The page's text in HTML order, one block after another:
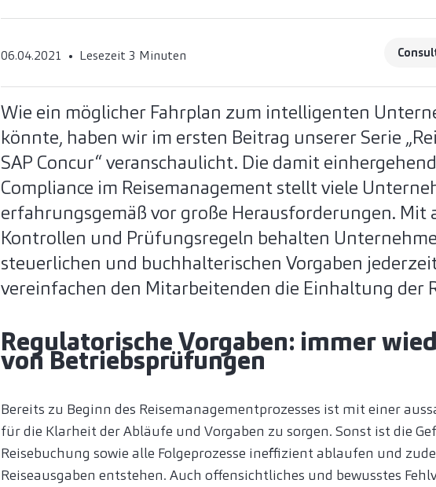
06.04.2021 Lesezeit 3 Minuten
Wie ein möglicher Fahrplan zum intelligenten
könnte, haben wir im ersten Beitrag unserer Serie
SAP Concur“ veranschaulicht. Die damit
Compliance im Reisemanagement stellt viele
erfahrungsgemäß vor große Herausforderungen. Mit
Kontrollen und Prüfungsregeln behalten
steuerlichen und buchhalterischen Vorgaben
vereinfachen den Mitarbeitenden die Einhaltung der
Regulatorische Vorgaben: immer
von Betriebsprüfungen
Bereits zu Beginn des Reisemanagementprozesses ist mit einer
für die Klarheit der Abläufe und Vorgaben zu sorgen. Sonst ist die
Reisebuchung sowie alle Folgeprozesse ineffizient ablaufen und
Reiseausgaben entstehen. Auch offensichtliches und bewusstes